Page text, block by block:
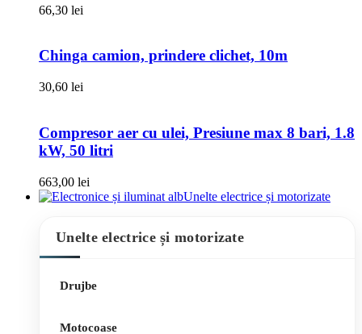
66,30 lei
Chinga camion, prindere clichet, 10m
30,60 lei
Compresor aer cu ulei, Presiune max 8 bari, 1.8
kW, 50 litri
663,00 lei
Unelte electrice și motorizate
Unelte electrice și motorizate
Drujbe
Motocoase